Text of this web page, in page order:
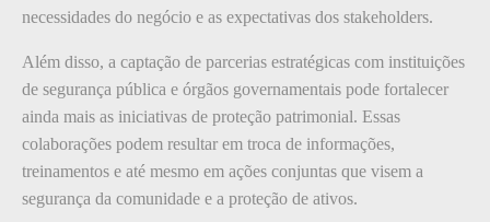
necessidades do negócio e as expectativas dos stakeholders.
Além disso, a captação de parcerias estratégicas com instituições
de segurança pública e órgãos governamentais pode fortalecer
ainda mais as iniciativas de proteção patrimonial. Essas
colaborações podem resultar em troca de informações,
treinamentos e até mesmo em ações conjuntas que visem a
segurança da comunidade e a proteção de ativos.